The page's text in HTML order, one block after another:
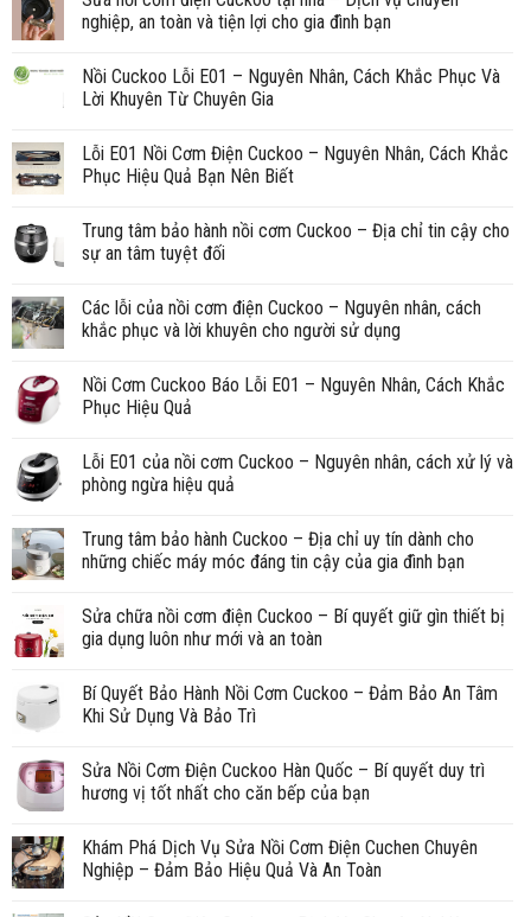
nghiệp, an toàn và tiện lợi cho gia đình bạn
Nồi Cuckoo Lỗi E01 – Nguyên Nhân, Cách Khắc Phục Và
Lời Khuyên Từ Chuyên Gia
Lỗi E01 Nồi Cơm Điện Cuckoo – Nguyên Nhân, Cách Khắc
Phục Hiệu Quả Bạn Nên Biết
Trung tâm bảo hành nồi cơm Cuckoo – Địa chỉ tin cậy cho
sự an tâm tuyệt đối
Các lỗi của nồi cơm điện Cuckoo – Nguyên nhân, cách
khắc phục và lời khuyên cho người sử dụng
Nồi Cơm Cuckoo Báo Lỗi E01 – Nguyên Nhân, Cách Khắc
Phục Hiệu Quả
Lỗi E01 của nồi cơm Cuckoo – Nguyên nhân, cách xử lý và
phòng ngừa hiệu quả
Trung tâm bảo hành Cuckoo – Địa chỉ uy tín dành cho
những chiếc máy móc đáng tin cậy của gia đình bạn
Sửa chữa nồi cơm điện Cuckoo – Bí quyết giữ gìn thiết bị
gia dụng luôn như mới và an toàn
Bí Quyết Bảo Hành Nồi Cơm Cuckoo – Đảm Bảo An Tâm
Khi Sử Dụng Và Bảo Trì
Sửa Nồi Cơm Điện Cuckoo Hàn Quốc – Bí quyết duy trì
hương vị tốt nhất cho căn bếp của bạn
Khám Phá Dịch Vụ Sửa Nồi Cơm Điện Cuchen Chuyên
Nghiệp – Đảm Bảo Hiệu Quả Và An Toàn